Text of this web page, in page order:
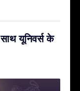
यूनिवर्स के